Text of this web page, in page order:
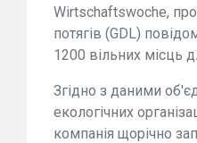
Wirtschaftswoche,
потягів (GDL)
1200 вільних місць
Згідно з даними
екологічних
компанія щорічно